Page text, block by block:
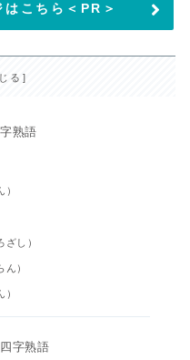
こちら＜PR＞
熟語
し）
）
字熟語